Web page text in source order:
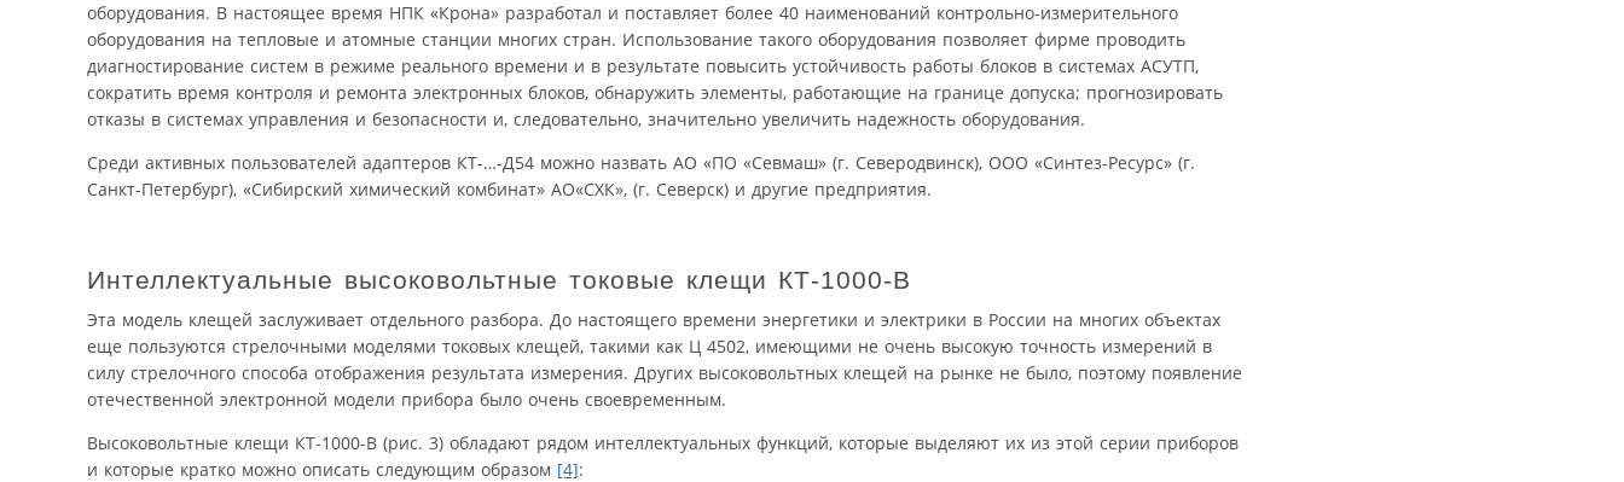
оборудования. В настоящее время НПК «Крона» разработал и поставляет более 40 наименований контрольно-измерительного
оборудования на тепловые и атомные станции многих стран. Использование такого оборудования позволяет фирме проводить
диагностирование систем в режиме реального времени и в результате повысить устойчивость работы блоков в системах АСУТП,
сократить время контроля и ремонта электронных блоков, обнаружить элементы, работающие на границе допуска; прогнозировать
отказы в системах управления и безопасности и, следовательно, значительно увеличить надежность оборудования.
Среди активных пользователей адаптеров КТ-…-Д54 можно назвать АО «ПО «Севмаш» (г. Северодвинск), ООО «Синтез-Ресурс» (г.
Санкт-Петербург), «Сибирский химический комбинат» АО«СХК», (г. Северск) и другие предприятия.
Интеллектуальные высоковольтные токовые клещи КТ-1000-В
Эта модель клещей заслуживает отдельного разбора. До настоящего времени энергетики и электрики в России на многих объектах
еще пользуются стрелочными моделями токовых клещей, такими как Ц 4502, имеющими не очень высокую точность измерений в
силу стрелочного способа отображения результата измерения. Других высоковольтных клещей на рынке не было, поэтому появление
отечественной электронной модели прибора было очень своевременным.
Высоковольтные клещи КТ-1000-В (рис. 3) обладают рядом интеллектуальных функций, которые выделяют их из этой серии приборов
и которые кратко можно описать следующим образом [4]: